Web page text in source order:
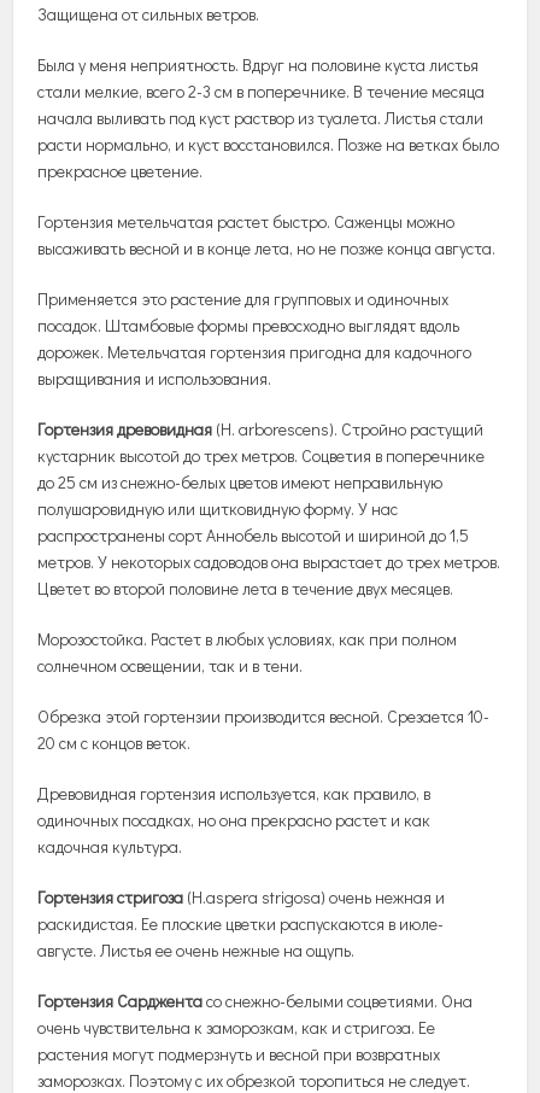
Защищена от сильных ветров.
Была у меня неприятность. Вдруг на половине куста листья
стали мелкие, всего 2-3 см в поперечнике. В течение месяца
начала выливать под куст раствор из туалета. Листья стали
расти нормально, и куст восстановился. Позже на ветках было
прекрасное цветение.
Гортензия метельчатая растет быстро. Саженцы можно
высаживать весной и в конце лета, но не позже конца августа.
Применяется это растение для групповых и одиночных
посадок. Штамбовые формы превосходно выглядят вдоль
дорожек. Метельчатая гортензия пригодна для кадочного
выращивания и использования.
Гортензия древовидная (H. arborescens). Стройно растущий
кустарник высотой до трех метров. Соцветия в поперечнике
до 25 см из снежно-белых цветов имеют неправильную
полушаровидную или щитковидную форму. У нас
распространены сорт Аннобель высотой и шириной до 1,5
метров. У некоторых садоводов она вырастает до трех метров.
Цветет во второй половине лета в течение двух месяцев.
Морозостойка. Растет в любых условиях, как при полном
солнечном освещении, так и в тени.
Обрезка этой гортензии производится весной. Срезается 10-
20 см с концов веток.
Древовидная гортензия используется, как правило, в
одиночных посадках, но она прекрасно растет и как
кадочная культура.
Гортензия стригоза (H.aspera strigosa) очень нежная и
раскидистая. Ее плоские цветки распускаются в июле-
августе. Листья ее очень нежные на ощупь.
Гортензия Сарджентасо снежно-белыми соцветиями. Она
очень чувствительна к заморозкам, как и стригоза. Ее
растения могут подмерзнуть и весной при возвратных
заморозках. Поэтому с их обрезкой торопиться не следует.